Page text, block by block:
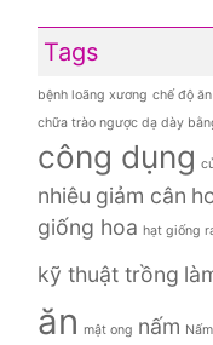
Tags
bệnh loãng xương chế độ
chữa trào ngược dạ dày
công dụng
nhiêu giảm cân
giống hoa hạt giống
kỹ thuật trồng
ăn mật ong nấm